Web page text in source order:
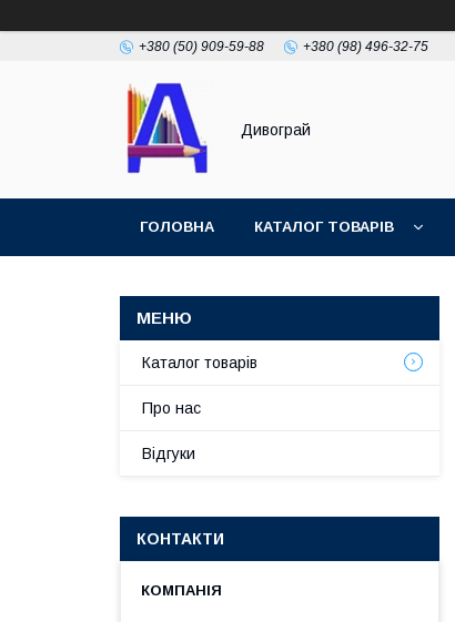
+380 (50) 909-59-88 +380 (98) 496-32-75
Дивограй
ГОЛОВНА КАТАЛОГ ТОВАРІВ
Каталог товарів
Про нас
Відгуки
КОНТАКТИ